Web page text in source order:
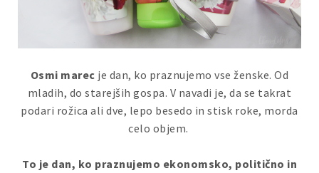
Osmi marec je dan, ko praznujemo vse ženske. Od
mladih, do starejših gospa. V navadi je, da se takrat
podari rožica ali dve, lepo besedo in stisk roke, morda
celo objem.
To je dan, ko praznujemo ekonomsko, politično in